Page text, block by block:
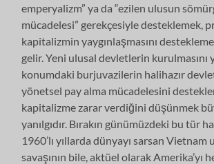
emperyalizm” ya da “ezilen ulusun
mücadelesi” gerekçesiyle desteklemek,
kapitalizmin yaygınlaşmasını
gelir. Yeni ulusal devletlerin kurulmasını
konumdaki burjuvazilerin halihazır
yönetsel pay alma mücadelesini
kapitalizme zarar verdiğini düşünmek
yanılgıdır. Bırakın günümüzdeki bu tür
1960’lı yıllarda dünyayı sarsan
savaşının bile, aktüel olarak Amerika’yı